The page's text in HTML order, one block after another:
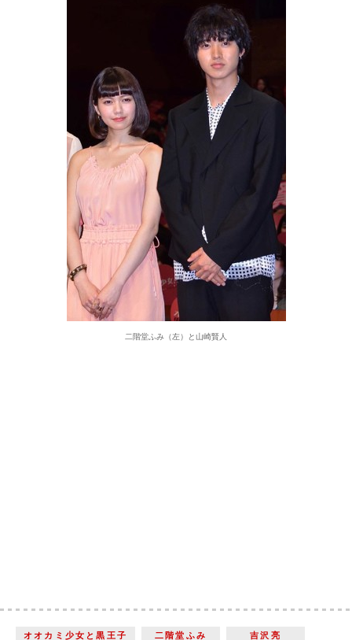
二階堂ふみ（左）と山崎賢人
オオカミ少女と黒王子 二階堂ふみ 吉沢亮